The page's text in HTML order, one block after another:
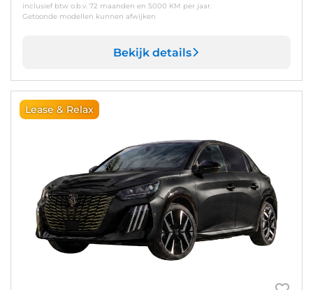
inclusief btw o.b.v. 72 maanden en 5000 KM per jaar.
Getoonde modellen kunnen afwijken
Bekijk details
Lease & Relax